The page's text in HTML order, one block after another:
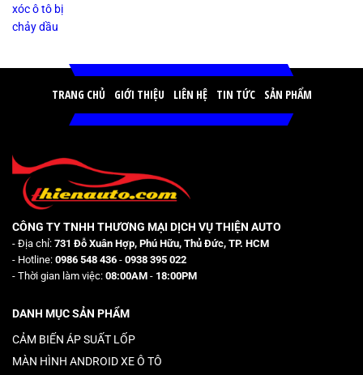
TRANG CHỦ GIỚI THIỆU LIÊN HỆ TIN TỨC SẢN PHẨM
CÔNG TY TNHH THƯƠNG MẠI DỊCH VỤ THIỆN AUTO
- Địa chỉ: 731 Đỗ Xuân Hợp, Phú Hữu, Thủ Đức, TP. HCM
- Hotline: 0986 548 436 - 0938 395 022
- Thời gian làm việc: 08:00AM - 18:00PM
DANH MỤC SẢN PHẨM
CẢM BIẾN ÁP SUẤT LỐP
MÀN HÌNH ANDROID XE Ô TÔ